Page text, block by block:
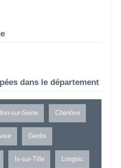
dans le département
sur-Seine Chenôve
Genlis
Is-sur-Tille Longvic